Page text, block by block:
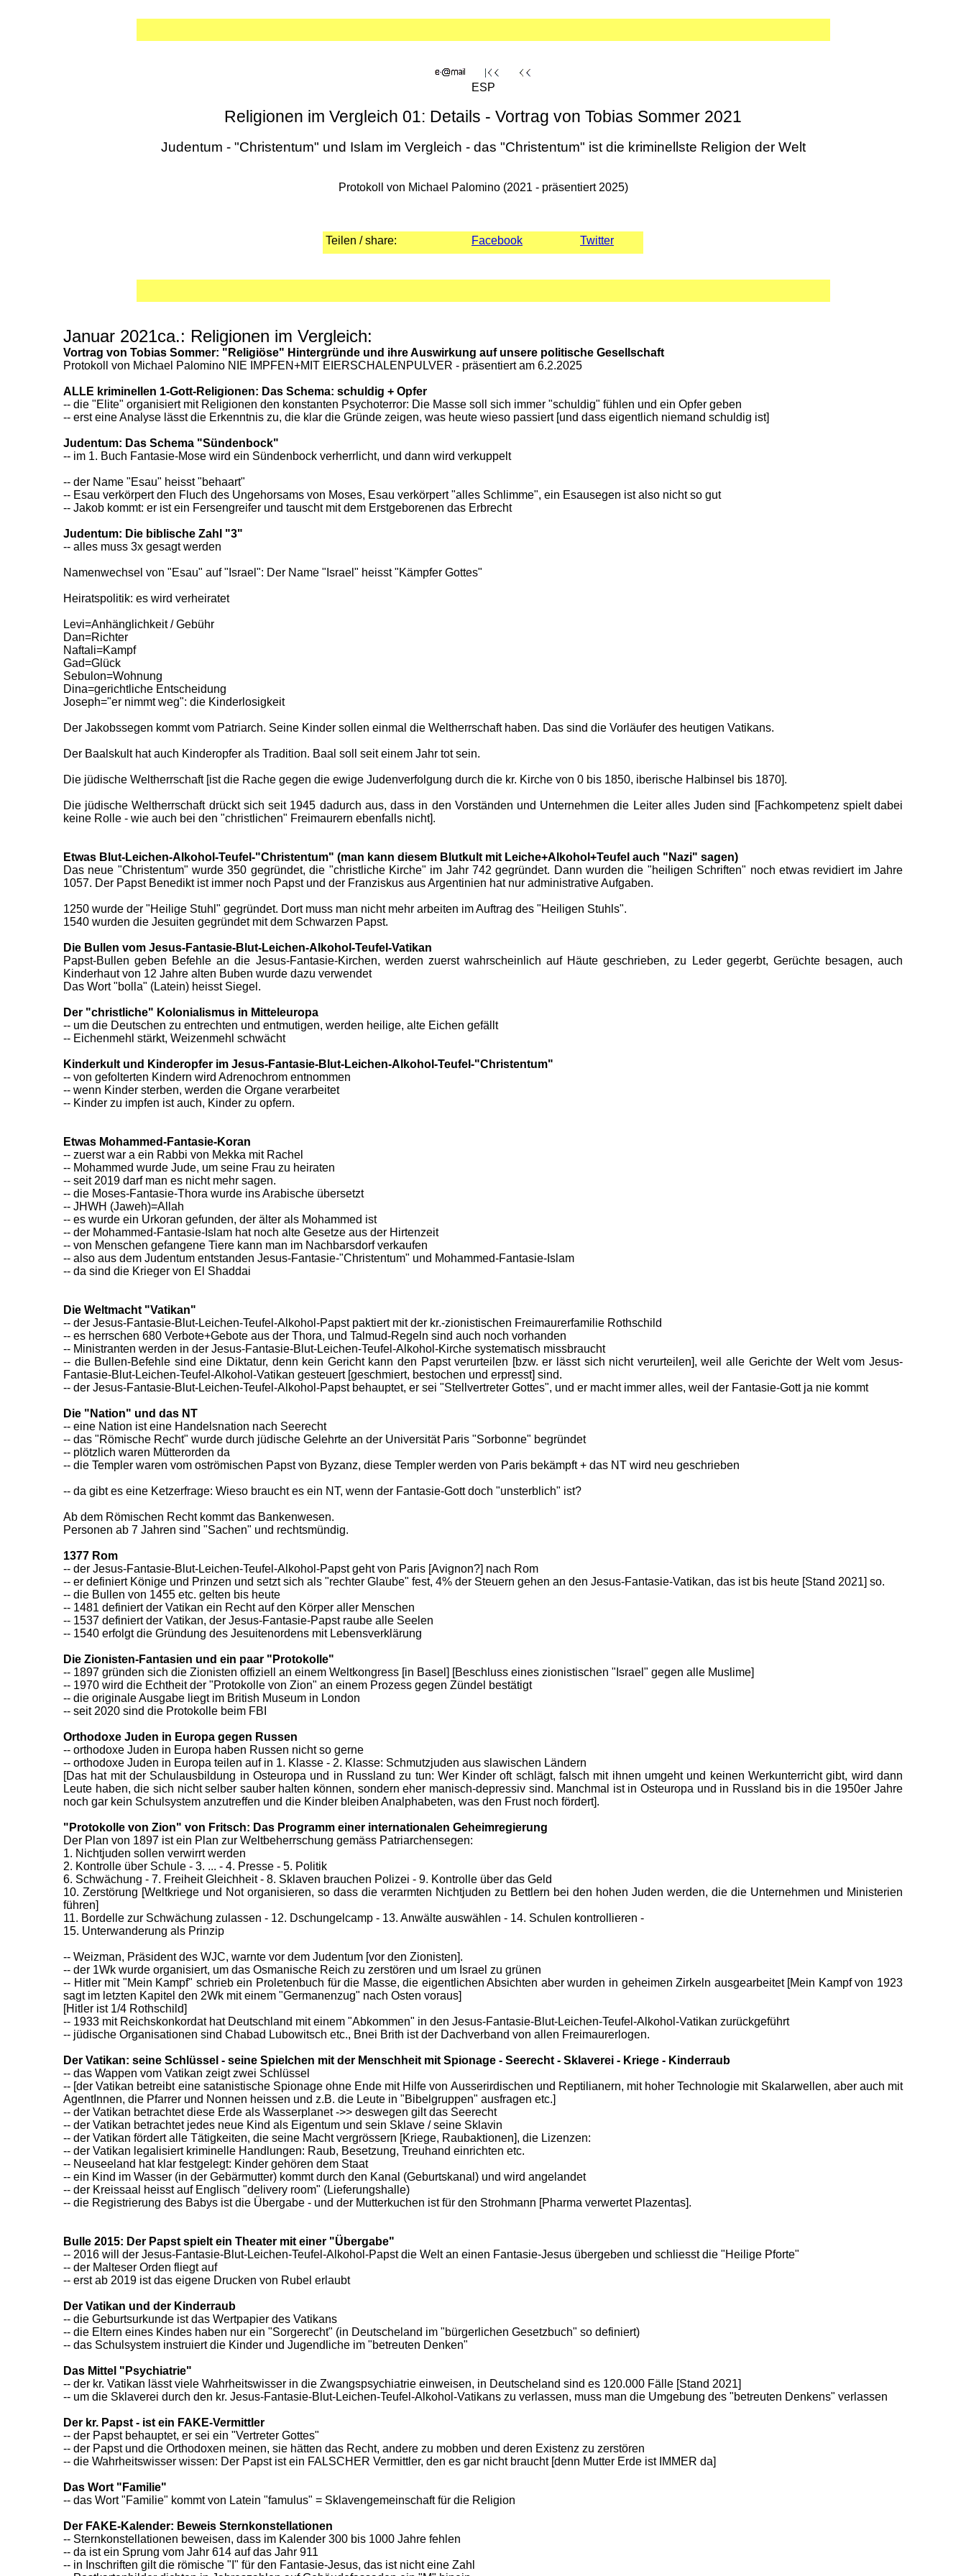
ESP
Religionen im Vergleich 01: Details - Vortrag von Tobias Sommer 2021
Judentum - "Christentum" und Islam im Vergleich - das "Christentum" ist die kriminellste Religion der Welt
Protokoll von Michael Palomino (2021 - präsentiert 2025)
Teilen / share: Facebook Twitter
Januar 2021ca.: Religionen im Vergleich:
Vortrag von Tobias Sommer: "Religiöse" Hintergründe und ihre Auswirkung auf unsere politische Gesellschaft
Protokoll von Michael Palomino NIE IMPFEN+MIT EIERSCHALENPULVER - präsentiert am 6.2.2025
ALLE kriminellen 1-Gott-Religionen: Das Schema: schuldig + Opfer
-- die "Elite" organisiert mit Religionen den konstanten Psychoterror: Die Masse soll sich immer "schuldig" fühlen und ein Opfer geben
-- erst eine Analyse lässt die Erkenntnis zu, die klar die Gründe zeigen, was heute wieso passiert [und dass eigentlich niemand schuldig ist]
Judentum: Das Schema "Sündenbock"
-- im 1. Buch Fantasie-Mose wird ein Sündenbock verherrlicht, und dann wird verkuppelt
-- der Name "Esau" heisst "behaart"
-- Esau verkörpert den Fluch des Ungehorsams von Moses, Esau verkörpert "alles Schlimme", ein Esausegen ist also nicht so gut
-- Jakob kommt: er ist ein Fersengreifer und tauscht mit dem Erstgeborenen das Erbrecht
Judentum: Die biblische Zahl "3"
-- alles muss 3x gesagt werden
Namenwechsel von "Esau" auf "Israel": Der Name "Israel" heisst "Kämpfer Gottes"
Heiratspolitik: es wird verheiratet
Levi=Anhänglichkeit / Gebühr
Dan=Richter
Naftali=Kampf
Gad=Glück
Sebulon=Wohnung
Dina=gerichtliche Entscheidung
Joseph="er nimmt weg": die Kinderlosigkeit
Der Jakobssegen kommt vom Patriarch. Seine Kinder sollen einmal die Weltherrschaft haben. Das sind die Vorläufer des heutigen Vatikans.
Der Baalskult hat auch Kinderopfer als Tradition. Baal soll seit einem Jahr tot sein.
Die jüdische Weltherrschaft [ist die Rache gegen die ewige Judenverfolgung durch die kr. Kirche von 0 bis 1850, iberische Halbinsel bis 1870].
Die jüdische Weltherrschaft drückt sich seit 1945 dadurch aus, dass in den Vorständen und Unternehmen die Leiter alles Juden sind [Fachkompetenz spielt dabei
keine Rolle - wie auch bei den "christlichen" Freimaurern ebenfalls nicht].
Etwas Blut-Leichen-Alkohol-Teufel-"Christentum" (man kann diesem Blutkult mit Leiche+Alkohol+Teufel auch "Nazi" sagen)
Das neue "Christentum" wurde 350 gegründet, die "christliche Kirche" im Jahr 742 gegründet. Dann wurden die "heiligen Schriften" noch etwas revidiert im Jahre
1057. Der Papst Benedikt ist immer noch Papst und der Franziskus aus Argentinien hat nur administrative Aufgaben.
1250 wurde der "Heilige Stuhl" gegründet. Dort muss man nicht mehr arbeiten im Auftrag des "Heiligen Stuhls".
1540 wurden die Jesuiten gegründet mit dem Schwarzen Papst.
Die Bullen vom Jesus-Fantasie-Blut-Leichen-Alkohol-Teufel-Vatikan
Papst-Bullen geben Befehle an die Jesus-Fantasie-Kirchen, werden zuerst wahrscheinlich auf Häute geschrieben, zu Leder gegerbt, Gerüchte besagen, auch
Kinderhaut von 12 Jahre alten Buben wurde dazu verwendet
Das Wort "bolla" (Latein) heisst Siegel.
Der "christliche" Kolonialismus in Mitteleuropa
-- um die Deutschen zu entrechten und entmutigen, werden heilige, alte Eichen gefällt
-- Eichenmehl stärkt, Weizenmehl schwächt
Kinderkult und Kinderopfer im Jesus-Fantasie-Blut-Leichen-Alkohol-Teufel-"Christentum"
-- von gefolterten Kindern wird Adrenochrom entnommen
-- wenn Kinder sterben, werden die Organe verarbeitet
-- Kinder zu impfen ist auch, Kinder zu opfern.
Etwas Mohammed-Fantasie-Koran
-- zuerst war a ein Rabbi von Mekka mit Rachel
-- Mohammed wurde Jude, um seine Frau zu heiraten
-- seit 2019 darf man es nicht mehr sagen.
-- die Moses-Fantasie-Thora wurde ins Arabische übersetzt
-- JHWH (Jaweh)=Allah
-- es wurde ein Urkoran gefunden, der älter als Mohammed ist
-- der Mohammed-Fantasie-Islam hat noch alte Gesetze aus der Hirtenzeit
-- von Menschen gefangene Tiere kann man im Nachbarsdorf verkaufen
-- also aus dem Judentum entstanden Jesus-Fantasie-"Christentum" und Mohammed-Fantasie-Islam
-- da sind die Krieger von El Shaddai
Die Weltmacht "Vatikan"
-- der Jesus-Fantasie-Blut-Leichen-Teufel-Alkohol-Papst paktiert mit der kr.-zionistischen Freimaurerfamilie Rothschild
-- es herrschen 680 Verbote+Gebote aus der Thora, und Talmud-Regeln sind auch noch vorhanden
-- Ministranten werden in der Jesus-Fantasie-Blut-Leichen-Teufel-Alkohol-Kirche systematisch missbraucht
-- die Bullen-Befehle sind eine Diktatur, denn kein Gericht kann den Papst verurteilen [bzw. er lässt sich nicht verurteilen], weil alle Gerichte der Welt vom Jesus-
Fantasie-Blut-Leichen-Teufel-Alkohol-Vatikan gesteuert [geschmiert, bestochen und erpresst] sind.
-- der Jesus-Fantasie-Blut-Leichen-Teufel-Alkohol-Papst behauptet, er sei "Stellvertreter Gottes", und er macht immer alles, weil der Fantasie-Gott ja nie kommt
Die "Nation" und das NT
-- eine Nation ist eine Handelsnation nach Seerecht
-- das "Römische Recht" wurde durch jüdische Gelehrte an der Universität Paris "Sorbonne" begründet
-- plötzlich waren Mütterorden da
-- die Templer waren vom oströmischen Papst von Byzanz, diese Templer werden von Paris bekämpft + das NT wird neu geschrieben
-- da gibt es eine Ketzerfrage: Wieso braucht es ein NT, wenn der Fantasie-Gott doch "unsterblich" ist?
Ab dem Römischen Recht kommt das Bankenwesen.
Personen ab 7 Jahren sind "Sachen" und rechtsmündig.
1377 Rom
-- der Jesus-Fantasie-Blut-Leichen-Teufel-Alkohol-Papst geht von Paris [Avignon?] nach Rom
-- er definiert Könige und Prinzen und setzt sich als "rechter Glaube" fest, 4% der Steuern gehen an den Jesus-Fantasie-Vatikan, das ist bis heute [Stand 2021] so.
-- die Bullen von 1455 etc. gelten bis heute
-- 1481 definiert der Vatikan ein Recht auf den Körper aller Menschen
-- 1537 definiert der Vatikan, der Jesus-Fantasie-Papst raube alle Seelen
-- 1540 erfolgt die Gründung des Jesuitenordens mit Lebensverklärung
Die Zionisten-Fantasien und ein paar "Protokolle"
-- 1897 gründen sich die Zionisten offiziell an einem Weltkongress [in Basel] [Beschluss eines zionistischen "Israel" gegen alle Muslime]
-- 1970 wird die Echtheit der "Protokolle von Zion" an einem Prozess gegen Zündel bestätigt
-- die originale Ausgabe liegt im British Museum in London
-- seit 2020 sind die Protokolle beim FBI
Orthodoxe Juden in Europa gegen Russen
-- orthodoxe Juden in Europa haben Russen nicht so gerne
-- orthodoxe Juden in Europa teilen auf in 1. Klasse - 2. Klasse: Schmutzjuden aus slawischen Ländern
[Das hat mit der Schulausbildung in Osteuropa und in Russland zu tun: Wer Kinder oft schlägt, falsch mit ihnen umgeht und keinen Werkunterricht gibt, wird dann
Leute haben, die sich nicht selber sauber halten können, sondern eher manisch-depressiv sind. Manchmal ist in Osteuropa und in Russland bis in die 1950er Jahre
noch gar kein Schulsystem anzutreffen und die Kinder bleiben Analphabeten, was den Frust noch fördert].
"Protokolle von Zion" von Fritsch: Das Programm einer internationalen Geheimregierung
Der Plan von 1897 ist ein Plan zur Weltbeherrschung gemäss Patriarchensegen:
1. Nichtjuden sollen verwirrt werden
2. Kontrolle über Schule - 3. ... - 4. Presse - 5. Politik
6. Schwächung - 7. Freiheit Gleichheit - 8. Sklaven brauchen Polizei - 9. Kontrolle über das Geld
10. Zerstörung [Weltkriege und Not organisieren, so dass die verarmten Nichtjuden zu Bettlern bei den hohen Juden werden, die die Unternehmen und Ministerien
führen]
11. Bordelle zur Schwächung zulassen - 12. Dschungelcamp - 13. Anwälte auswählen - 14. Schulen kontrollieren -
15. Unterwanderung als Prinzip
-- Weizman, Präsident des WJC, warnte vor dem Judentum [vor den Zionisten].
-- der 1Wk wurde organisiert, um das Osmanische Reich zu zerstören und um Israel zu grünen
-- Hitler mit "Mein Kampf" schrieb ein Proletenbuch für die Masse, die eigentlichen Absichten aber wurden in geheimen Zirkeln ausgearbeitet [Mein Kampf von 1923
sagt im letzten Kapitel den 2Wk mit einem "Germanenzug" nach Osten voraus]
[Hitler ist 1/4 Rothschild]
-- 1933 mit Reichskonkordat hat Deutschland mit einem "Abkommen" in den Jesus-Fantasie-Blut-Leichen-Teufel-Alkohol-Vatikan zurückgeführt
-- jüdische Organisationen sind Chabad Lubowitsch etc., Bnei Brith ist der Dachverband von allen Freimaurerlogen.
Der Vatikan: seine Schlüssel - seine Spielchen mit der Menschheit mit Spionage - Seerecht - Sklaverei - Kriege - Kinderraub
-- das Wappen vom Vatikan zeigt zwei Schlüssel
-- [der Vatikan betreibt eine satanistische Spionage ohne Ende mit Hilfe von Ausserirdischen und Reptilianern, mit hoher Technologie mit Skalarwellen, aber auch mit
AgentInnen, die Pfarrer und Nonnen heissen und z.B. die Leute in "Bibelgruppen" ausfragen etc.]
-- der Vatikan betrachtet diese Erde als Wasserplanet ->> deswegen gilt das Seerecht
-- der Vatikan betrachtet jedes neue Kind als Eigentum und sein Sklave / seine Sklavin
-- der Vatikan fördert alle Tätigkeiten, die seine Macht vergrössern [Kriege, Raubaktionen], die Lizenzen:
-- der Vatikan legalisiert kriminelle Handlungen: Raub, Besetzung, Treuhand einrichten etc.
-- Neuseeland hat klar festgelegt: Kinder gehören dem Staat
-- ein Kind im Wasser (in der Gebärmutter) kommt durch den Kanal (Geburtskanal) und wird angelandet
-- der Kreissaal heisst auf Englisch "delivery room" (Lieferungshalle)
-- die Registrierung des Babys ist die Übergabe - und der Mutterkuchen ist für den Strohmann [Pharma verwertet Plazentas].
Bulle 2015: Der Papst spielt ein Theater mit einer "Übergabe"
-- 2016 will der Jesus-Fantasie-Blut-Leichen-Teufel-Alkohol-Papst die Welt an einen Fantasie-Jesus übergeben und schliesst die "Heilige Pforte"
-- der Malteser Orden fliegt auf
-- erst ab 2019 ist das eigene Drucken von Rubel erlaubt
Der Vatikan und der Kinderraub
-- die Geburtsurkunde ist das Wertpapier des Vatikans
-- die Eltern eines Kindes haben nur ein "Sorgerecht" (in Deutscheland im "bürgerlichen Gesetzbuch" so definiert)
-- das Schulsystem instruiert die Kinder und Jugendliche im "betreuten Denken"
Das Mittel "Psychiatrie"
-- der kr. Vatikan lässt viele Wahrheitswisser in die Zwangspsychiatrie einweisen, in Deutscheland sind es 120.000 Fälle [Stand 2021]
-- um die Sklaverei durch den kr. Jesus-Fantasie-Blut-Leichen-Teufel-Alkohol-Vatikans zu verlassen, muss man die Umgebung des "betreuten Denkens" verlassen
Der kr. Papst - ist ein FAKE-Vermittler
-- der Papst behauptet, er sei ein "Vertreter Gottes"
-- der Papst und die Orthodoxen meinen, sie hätten das Recht, andere zu mobben und deren Existenz zu zerstören
-- die Wahrheitswisser wissen: Der Papst ist ein FALSCHER Vermittler, den es gar nicht braucht [denn Mutter Erde ist IMMER da]
Das Wort "Familie"
-- das Wort "Familie" kommt von Latein "famulus" = Sklavengemeinschaft für die Religion
Der FAKE-Kalender: Beweis Sternkonstellationen
-- Sternkonstellationen beweisen, dass im Kalender 300 bis 1000 Jahre fehlen
-- da ist ein Sprung vom Jahr 614 auf das Jahr 911
-- in Inschriften gilt die römische "I" für den Fantasie-Jesus, das ist nicht eine Zahl